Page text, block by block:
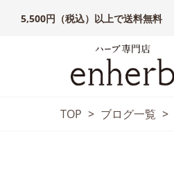
5,500円（税込）以上で送料無料
TOP > ブログ一覧 >